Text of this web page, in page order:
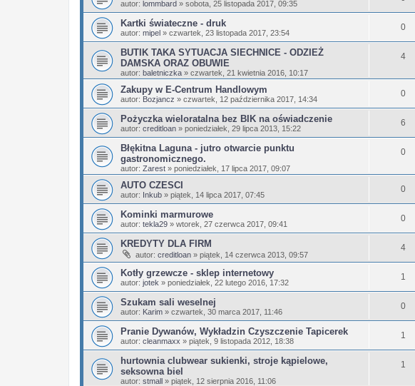
autor: lommbard » sobota, 25 listopada 2017, 09:35
Kartki świateczne - druk
autor: mipel » czwartek, 23 listopada 2017, 23:54
0
BUTIK TAKA SYTUACJA SIECHNICE - ODZIEŻ
DAMSKA ORAZ OBUWIE
autor: baletniczka » czwartek, 21 kwietnia 2016, 10:17
4
Zakupy w E-Centrum Handlowym
autor: Bozjancz » czwartek, 12 października 2017, 14:34
0
Pożyczka wieloratalna bez BIK na oświadczenie
autor: creditloan » poniedziałek, 29 lipca 2013, 15:22
6
Błękitna Laguna - jutro otwarcie punktu
gastronomicznego.
autor: Zarest » poniedziałek, 17 lipca 2017, 09:07
0
AUTO CZESCI
autor: Inkub » piątek, 14 lipca 2017, 07:45
0
Kominki marmurowe
autor: tekla29 » wtorek, 27 czerwca 2017, 09:41
0
KREDYTY DLA FIRM
autor: creditloan » piątek, 14 czerwca 2013, 09:57
4
Kotły grzewcze - sklep internetowy
autor: jotek » poniedziałek, 22 lutego 2016, 17:32
1
Szukam sali weselnej
autor: Karim » czwartek, 30 marca 2017, 11:46
0
Pranie Dywanów, Wykładzin Czyszczenie Tapicerek
autor: cleanmaxx » piątek, 9 listopada 2012, 18:38
1
hurtownia clubwear sukienki, stroje kąpielowe,
seksowna biel
autor: stmall » piątek, 12 sierpnia 2016, 11:06
1